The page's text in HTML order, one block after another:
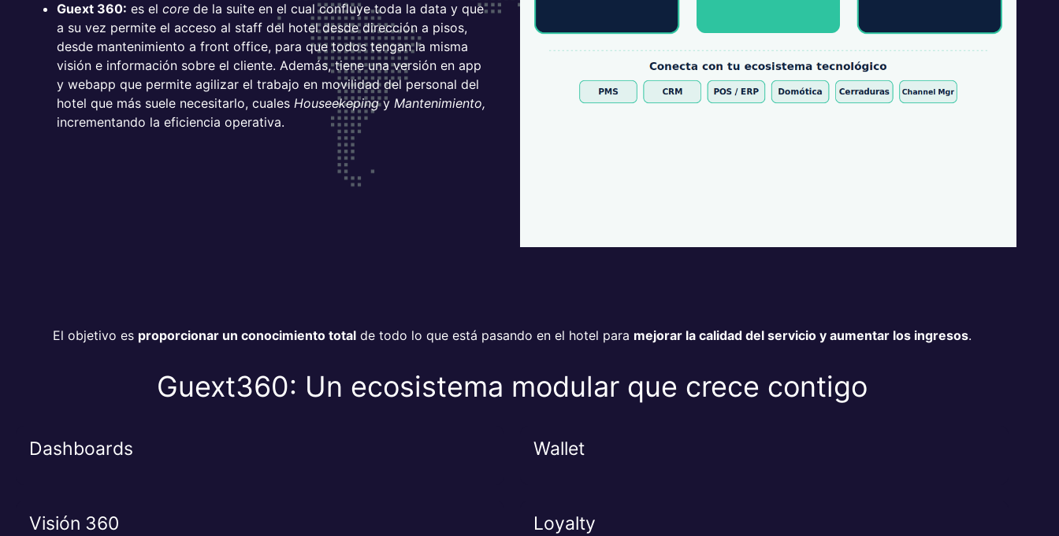
Guext 360: es el core de la suite en el cual confluye toda la data y que
a su vez permite el acceso al staff del hotel desde dirección a pisos,
desde mantenimiento a front office, para que todos tengan la misma
visión e información sobre el cliente. Además, tiene una versión en app
y webapp que permite agilizar el trabajo en movilidad del personal del
hotel que más suele necesitarlo, cuales Houseekepingy Mantenimiento,
incrementando la eficiencia operativa.
El objetivo es proporcionar un conocimiento total de todo lo que está pasando en el hotel para mejorar la calidad del servicio y aumentar los ingresos.
Guext360: Un ecosistema modular que crece contigo
Dashboards
Visión 360
Wallet
Loyalty